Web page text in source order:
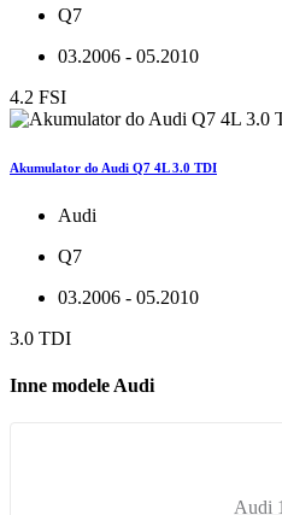
Q7
03.2006 - 05.2010
4.2 FSI
Akumulator do Audi Q7 4L 3.0 TDI
Audi
Q7
03.2006 - 05.2010
3.0 TDI
Inne modele Audi
Audi